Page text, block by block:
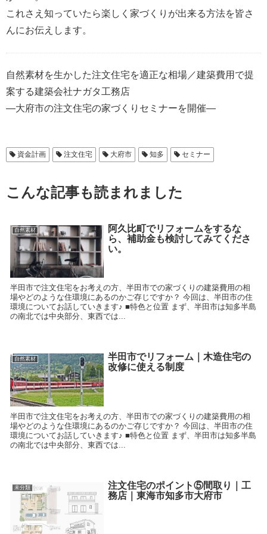
これさえ知っていたら楽しく家づくりが出来る方法を皆さ
んにお伝えします。
自然素材を生かした注文住宅を適正な相場／建築費用で提
案する建築会社ナガタ工務店
―大府市の注文住宅の家づくりセミナーを開催―
資金計画 注文住宅 大府市 知多 セミナー
こんな記事も読まれました
自然素材
阿久比町でリフォームをするな
ら、補助金も検討してみてくださ
い。
半田市で注文住宅をお考えの方、半田市での家づくりの建築費用の相
場やどのような住環境にあるのかご存じですか？ 今回は、半田市の住
環境についてお話していきます♪ ■特色と位置 まず、半田市は知多半島
の南北では中央部分、東西では...
自然素材
半田市でリフォーム｜木造住宅の
改修に使える制度
半田市で注文住宅をお考えの方、半田市での家づくりの建築費用の相
場やどのような住環境にあるのかご存じですか？ 今回は、半田市の住
環境についてお話していきます♪ ■特色と位置 まず、半田市は知多半島
の南北では中央部分、東西では...
未分類
注文住宅のポイント⑤間取り｜工
務店｜東海市知多市大府市